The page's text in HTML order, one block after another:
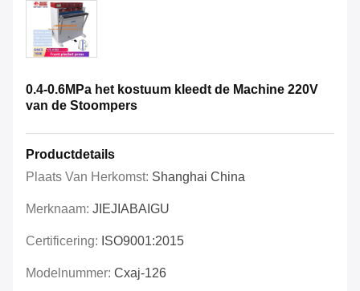
0.4-0.6MPa het kostuum kleedt de Machine 220V
van de Stoompers
Productdetails
Plaats Van Herkomst: Shanghai China
Merknaam: JIEJIABAIGU
Certificering: ISO9001:2015
Modelnummer: Cxaj-126